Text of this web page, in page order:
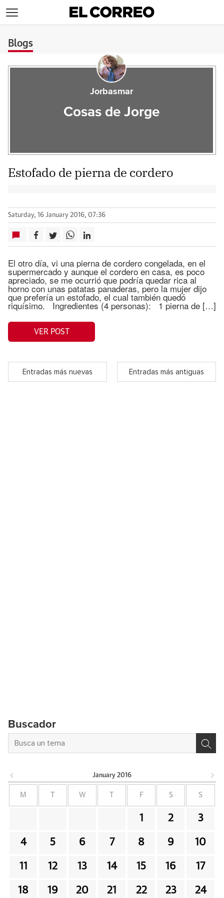
Blogs
Jorbasmar
Cosas de Jorge
Estofado de pierna de cordero
Saturday, 16 January 2016, 07:36
El otro día, vi una pierna de cordero congelada, en el
supermercado y aunque el cordero en casa, es poco
apreciado, se me ocurrió que podría quedar rica al
horno con unas patatas panaderas, pero la mujer dijo
que prefería un estofado, el cual también quedó
riquísimo. Ingredientes (4 personas): 1 pierna de […]
VER POST
Entradas más nuevas Entradas más antiguas
Buscador
January 2016
M W F S S
1 2 3
4 5 6 7 8 9 10
11 12 13 14 15 16 17
18 19 20 21 22 23 24